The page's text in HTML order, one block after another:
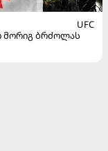
UFC
მორიგ ბრძოლას